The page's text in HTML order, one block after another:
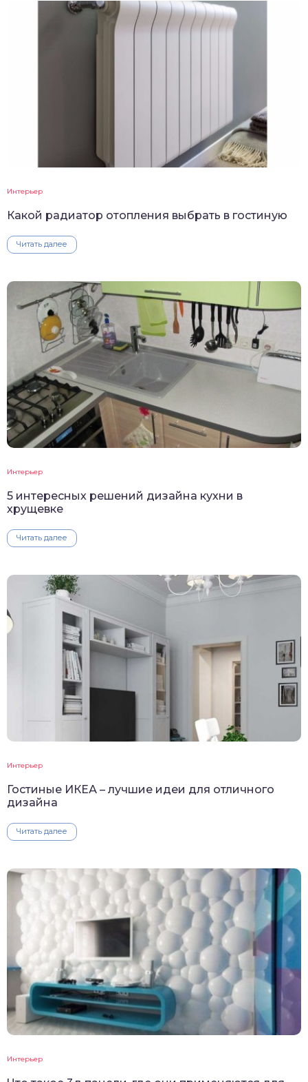
Интерьер
Какой радиатор отопления выбрать в гостиную
Читать далее
Интерьер
5 интересных решений дизайна кухни в
хрущевке
Читать далее
Интерьер
Гостиные ИКЕА – лучшие идеи для отличного
дизайна
Читать далее
Интерьер